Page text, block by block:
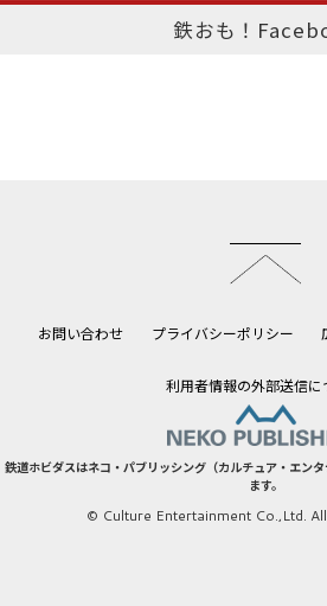
鉄おも！
お問い合わせ プライバシーポリシー
利用者情報の外部送信に
鉄道ホビダスはネコ・パブリッシング（カルチュア・エン
ます。
© Culture Entertainment Co.,Ltd.